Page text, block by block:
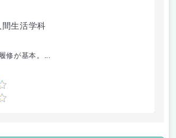
生活学科
修が基本。...